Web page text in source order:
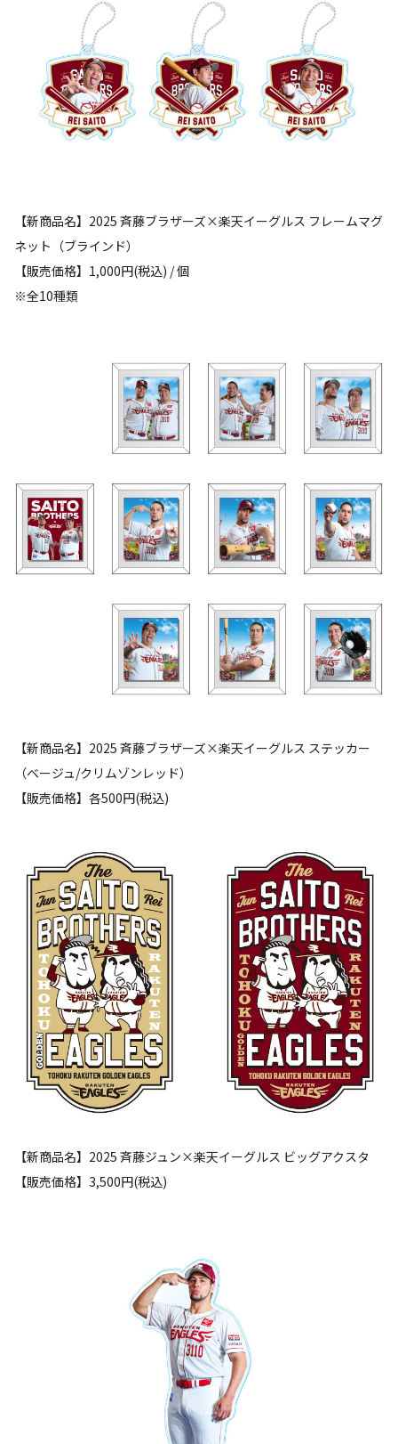
【新商品名】2025 斉藤ブラザーズ×楽天イーグルス フレームマグ
ネット（ブラインド）
【販売価格】1,000円(税込) / 個
※全10種類
【新商品名】2025 斉藤ブラザーズ×楽天イーグルス ステッカー
（ベージュ/クリムゾンレッド）
【販売価格】各500円(税込)
【新商品名】2025 斉藤ジュン×楽天イーグルス ビッグアクスタ
【販売価格】3,500円(税込)